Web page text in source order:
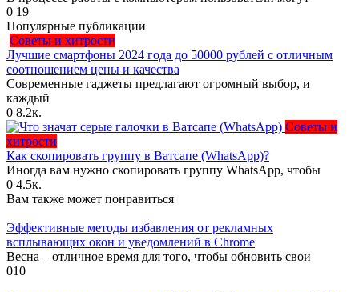
0 19
Популярные публикации
Советы и хитрости
Лучшие смартфоны 2024 года до 50000 рублей с отличным
соотношением цены и качества
Современные гаджеты предлагают огромный выбор, и
каждый
0 8.2к.
Советы и
хитрости
Как скопировать группу в Ватсапе (WhatsApp)?
Иногда вам нужно скопировать группу WhatsApp, чтобы
0 4.5к.
Вам также может понравиться
Эффективные методы избавления от рекламных
всплывающих окон и уведомлений в Chrome
Весна – отличное время для того, чтобы обновить свои
010